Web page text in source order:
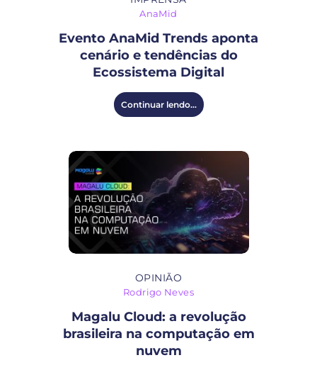
AnaMid
Evento AnaMid Trends aponta
cenário e tendências do
Ecossistema Digital
Continuar lendo...
OPINIÃO
Rodrigo Neves
Magalu Cloud: a revolução
brasileira na computação em
nuvem